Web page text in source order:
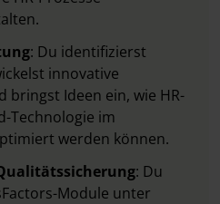
: Du identifizierst
innovative
bringst Ideen ein, wie HR-
Technologie im
werden können.
: Du
Module unter